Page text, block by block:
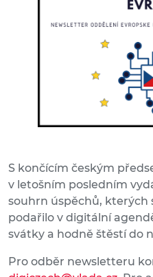
S končícím českým
v letošním posledním
souhrn úspěchů, kterých
podařilo v digitální
svátky a hodně štěstí do
Pro odběr newsletteru